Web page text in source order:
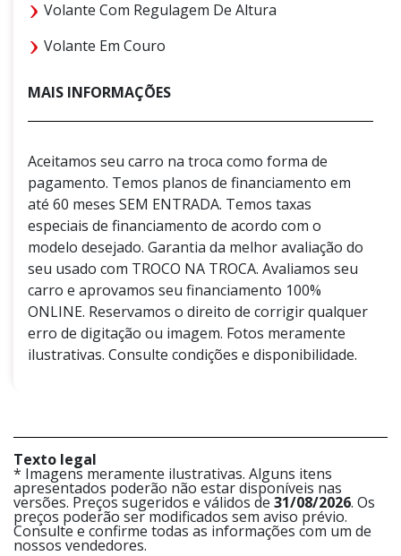
Volante Com Regulagem De Altura
Volante Em Couro
MAIS INFORMAÇÕES
Aceitamos seu carro na troca como forma de
pagamento. Temos planos de financiamento em
até 60 meses SEM ENTRADA. Temos taxas
especiais de financiamento de acordo com o
modelo desejado. Garantia da melhor avaliação do
seu usado com TROCO NA TROCA. Avaliamos seu
carro e aprovamos seu financiamento 100%
ONLINE. Reservamos o direito de corrigir qualquer
erro de digitação ou imagem. Fotos meramente
ilustrativas. Consulte condições e disponibilidade.
Texto legal
* Imagens meramente ilustrativas. Alguns itens
apresentados poderão não estar disponíveis nas
versões. Preços sugeridos e válidos de 31/08/2026. Os
preços poderão ser modificados sem aviso prévio.
Consulte e confirme todas as informações com um de
nossos vendedores.